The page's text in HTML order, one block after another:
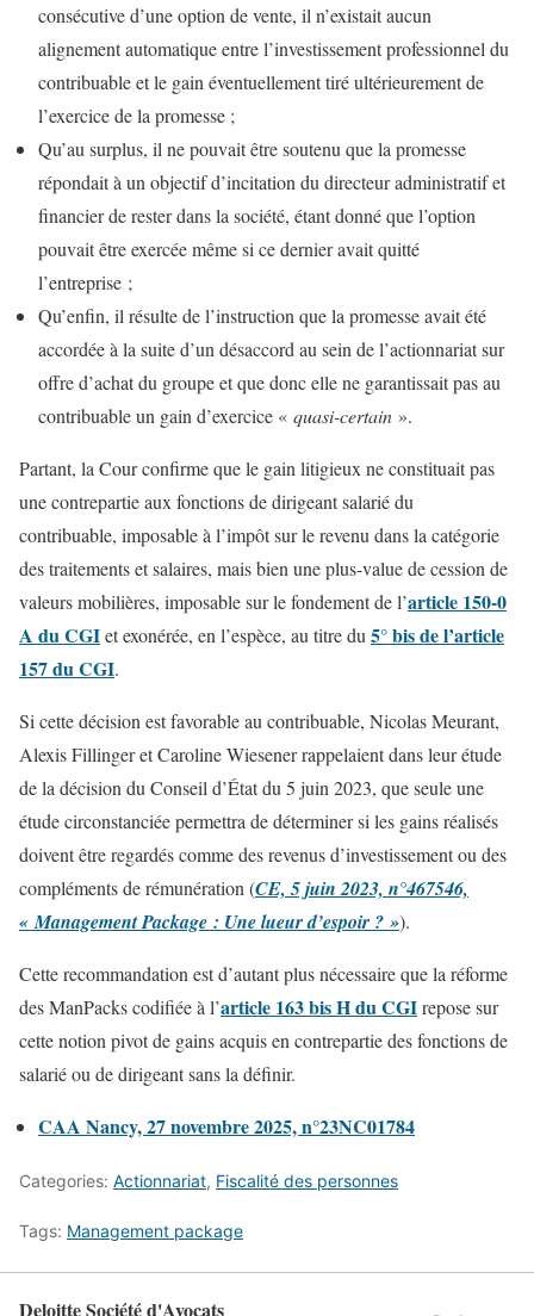
consécutive d’une option de vente, il n’existait aucun
alignement automatique entre l’investissement professionnel du
contribuable et le gain éventuellement tiré ultérieurement de
l’exercice de la promesse ;
Qu’au surplus, il ne pouvait être soutenu que la promesse
répondait à un objectif d’incitation du directeur administratif et
financier de rester dans la société, étant donné que l’option
pouvait être exercée même si ce dernier avait quitté
l’entreprise ;
Qu’enfin, il résulte de l’instruction que la promesse avait été
accordée à la suite d’un désaccord au sein de l’actionnariat sur
offre d’achat du groupe et que donc elle ne garantissait pas au
contribuable un gain d’exercice « quasi-certain ».
Partant, la Cour confirme que le gain litigieux ne constituait pas
une contrepartie aux fonctions de dirigeant salarié du
contribuable, imposable à l’impôt sur le revenu dans la catégorie
des traitements et salaires, mais bien une plus-value de cession de
valeurs mobilières, imposable sur le fondement de l’article 150-0
A du CGIet exonérée, en l’espèce, au titre du 5° bis de l’article
157 du CGI.
Si cette décision est favorable au contribuable, Nicolas Meurant,
Alexis Fillinger et Caroline Wiesener rappelaient dans leur étude
de la décision du Conseil d’État du 5 juin 2023, que seule une
étude circonstanciée permettra de déterminer si les gains réalisés
doivent être regardés comme des revenus d’investissement ou des
compléments de rémunération (CE, 5 juin 2023, n°467546,
« Management Package : Une lueur d’espoir ? »).
Cette recommandation est d’autant plus nécessaire que la réforme
des ManPacks codifiée à l’article 163 bis H du CGIrepose sur
cette notion pivot de gains acquis en contrepartie des fonctions de
salarié ou de dirigeant sans la définir.
CAA Nancy, 27 novembre 2025, n°23NC01784
Categories: Actionnariat, Fiscalité des personnes
Tags: Management package
Deloitte Société d'Avocats